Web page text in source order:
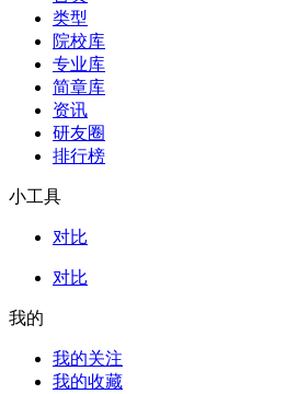
类型
院校库
专业库
简章库
资讯
研友圈
排行榜
小工具
对比
对比
我的
我的关注
我的收藏